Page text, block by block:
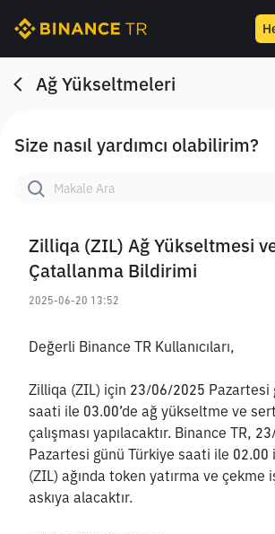
Ağ Yükseltmeleri
Size nasıl yardımcı olabilirim?
Zilliqa (ZIL) Ağ Yükseltmesi
Çatallanma Bildirimi
2025-06-20 13:52
Değerli Binance TR Kullanıcıları,
Zilliqa (ZIL) için 23/06/2025 Pazartesi
saati ile 03.00’de ağ yükseltme ve
çalışması yapılacaktır. Binance TR,
Pazartesi günü Türkiye saati ile 02.00
(ZIL) ağında token yatırma ve çekme
askıya alacaktır.